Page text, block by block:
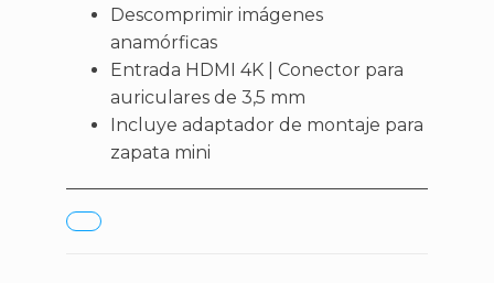
Descomprimir imágenes
anamórficas
Entrada HDMI 4K | Conector para
auriculares de 3,5 mm
Incluye adaptador de montaje para
zapata mini